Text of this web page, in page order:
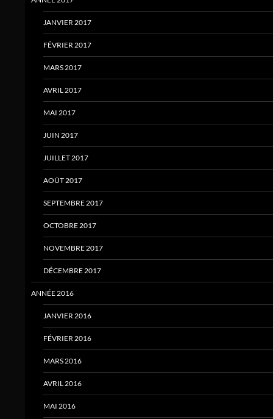
JANVIER 2017
FÉVRIER 2017
MARS 2017
AVRIL 2017
MAI 2017
JUIN 2017
JUILLET 2017
AOÛT 2017
SEPTEMBRE 2017
OCTOBRE 2017
NOVEMBRE 2017
DÉCEMBRE 2017
ANNÉE 2016
JANVIER 2016
FÉVRIER 2016
MARS 2016
AVRIL 2016
MAI 2016